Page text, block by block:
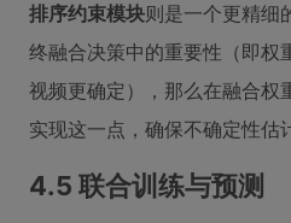
排序约束模块则是一个更精细
终融合决策中的重要性（即权
视频更确定），那么在融合权
实现这一点，确保不确定性估
4.5 联合训练与预测